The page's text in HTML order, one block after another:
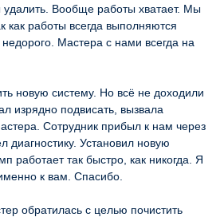
удалить. Вообще работы хватает. Мы
как работы всегда выполняются
Мастера с нами всегда на
новую систему. Но всё не доходили
изрядно подвисать, вызвала
Сотрудник прибыл к нам через
диагностику. Установил новую
работает так быстро, как никогда. Я
к вам. Спасибо.
обратилась с целью почистить